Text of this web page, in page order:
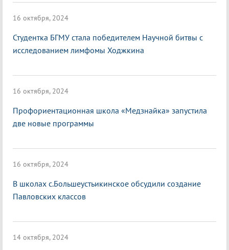
16 октября, 2024
Студентка БГМУ стала победителем Научной битвы с
исследованием лимфомы Ходжкина
16 октября, 2024
Профориентационная школа «Медзнайка» запустила
две новые программы
16 октября, 2024
В школах с.Большеустьикинское обсудили создание
Павловских классов
14 октября, 2024